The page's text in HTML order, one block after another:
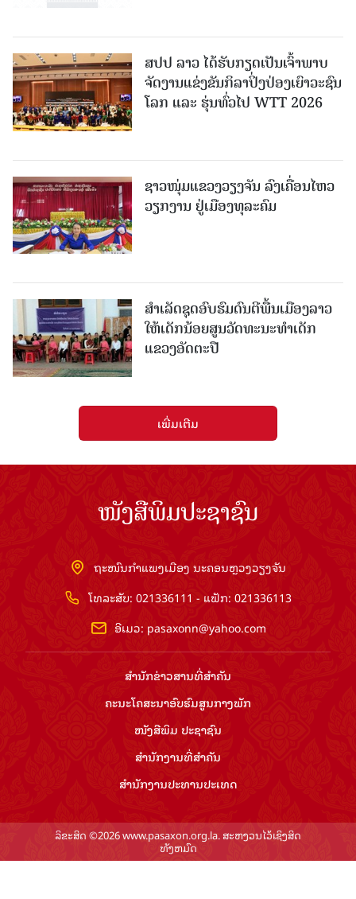
ສປປ ລາວ ໄດ້ຮັບກຽດເປັນເຈົ້າພາບ
ຈັດງານແຂ່ງຂັນກິລາປິ່ງປ່ອງເຍົາວະຊົນ
ໂລກ ແລະ ຮຸ່ນທົ່ວໄປ WTT 2026
ຊາວໜຸ່ມແຂວງວຽງຈັນ ລົງເຄື່ອນໄຫວ
ວຽກງານ ຢູ່ເມືອງທຸລະຄົມ
ສຳເລັດຊຸດອົບຮົມດົນຕີພື້ນເມືອງລາວ
ໃຫ້ເດັກນ້ອຍສູນວັດທະນະທຳເດັກ
ແຂວງອັດຕະປື
ເພີ່ມເຕີມ
ໜັງສືພິມປະຊາຊົນ
ຖະໜົນກຳແພງເມືອງ ນະຄອນຫຼວງວຽງຈັນ
ໂທລະສັບ: 021336111 - ແຟັກ: 021336113
ອີເມວ: pasaxonn@yahoo.com
ສຳ​ນັກ​ຂ່າວ​ສານ​ທີ່​ສຳ​ຄັນ​
ຄະນະໂຄສະນາອົບຮົມ​ສູນ​ກາງ​ພັກ
ໜັງສືພິມ ປະ​ຊາ​ຊົນ
ສຳ​ນັກ​ງານ​ທີ່​ສຳ​ຄັນ
ສຳ​ນັກ​ງານ​ປະ​ທານ​ປະ​ເທດ
ລິຂະສິດ ©2026 www.pasaxon.org.la. ສະຫງວນໄວ້ເຊິງສິດ
ທັງຫມົດ